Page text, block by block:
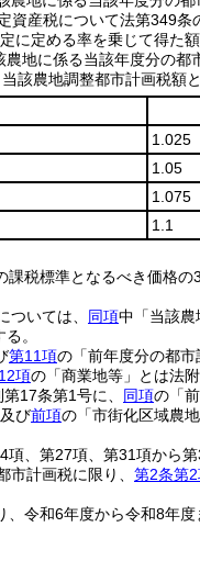
資産税について法第349条
に定める率を乗じて得た
地に係る当該年度分の
該農地調整都市計画税額と
1.025
1.05
1.075
1.1
税標準となるべき価格
ついては、 同項中「当該農
。
第11項の「前年度分の都
項の「商業地等」とは法
17条第1号に、 同項の「
及び前項の「市街化区域農
、第27項、第31項から
計画税に限り、 第2条第
、令和6年度から令和8年